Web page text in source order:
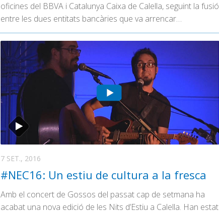
oficines del BBVA i Catalunya Caixa de Calella, seguint la fusió
entre les dues entitats bancàries que va arrencar…
7 SET., 2016
#NEC16: Un estiu de cultura a la fresca
Amb el concert de Gossos del passat cap de setmana ha
acabat una nova edició de les Nits d’Estiu a Calella. Han estat